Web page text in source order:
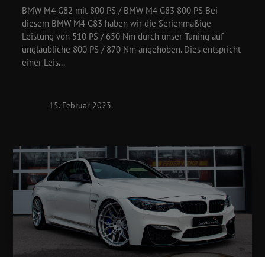
BMW M4 G82 mit 800 PS / BMW M4 G83 800 PS Bei
diesem BMW M4 G83 haben wir die Serienmäßige
Leistung von 510 PS / 650 Nm durch unser Tuning auf
unglaubliche 800 PS / 870 Nm angehoben. Dies entspricht
einer Leis...
15. Februar 2023